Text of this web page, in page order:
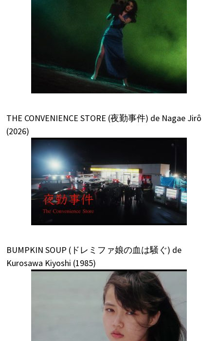
THE CONVENIENCE STORE (夜勤事件) de Nagae Jirô
(2026)
BUMPKIN SOUP (ドレミファ娘の血は騒ぐ) de
Kurosawa Kiyoshi (1985)